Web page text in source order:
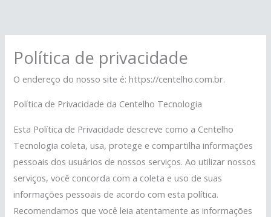
Política de privacidade
O endereço do nosso site é: https://centelho.com.br.
Política de Privacidade da Centelho Tecnologia
Esta Política de Privacidade descreve como a Centelho
Tecnologia coleta, usa, protege e compartilha informações
pessoais dos usuários de nossos serviços. Ao utilizar nossos
serviços, você concorda com a coleta e uso de suas
informações pessoais de acordo com esta política.
Recomendamos que você leia atentamente as informações